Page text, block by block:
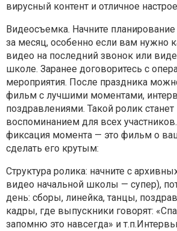
вирусный контент и отличное
Видеосъемка. Начните
за месяц, особенно если вам нужно
видео на последний звонок или
школе. Заранее договоритесь с
мероприятия. После праздника
фильм с лучшими моментами,
поздравлениями. Такой ролик
воспоминанием для всех
фиксация момента — это фильм о
сделать его крутым:
Структура ролика: начните с
видео начальной школы — супер),
день: сборы, линейка, танцы,
кадры, где выпускники говорят:
запомню это навсегда» и